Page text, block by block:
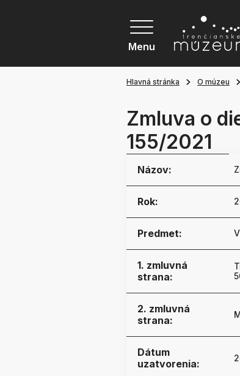
Menu
Hlavná stránka O múzeu
Zmluva o
155/2021
Názov:
Rok:
Predmet:
1. zmluvná
strana:
2. zmluvná
strana:
Dátum
uzatvorenia: